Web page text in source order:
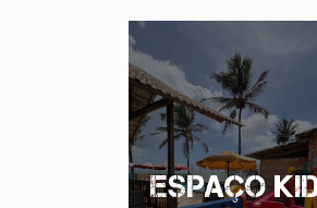
espaço